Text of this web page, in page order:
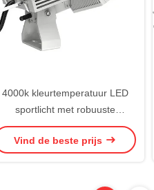
4000k kleurtemperatuur LED
sportlicht met robuuste
aluminium behuizing geschikt
voor grote sportcomplexen en
Vind de beste prijs